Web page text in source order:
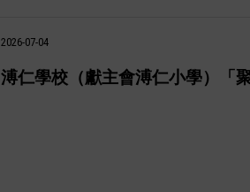
2026-07-04
溥仁學校（獻主會溥仁小學）「